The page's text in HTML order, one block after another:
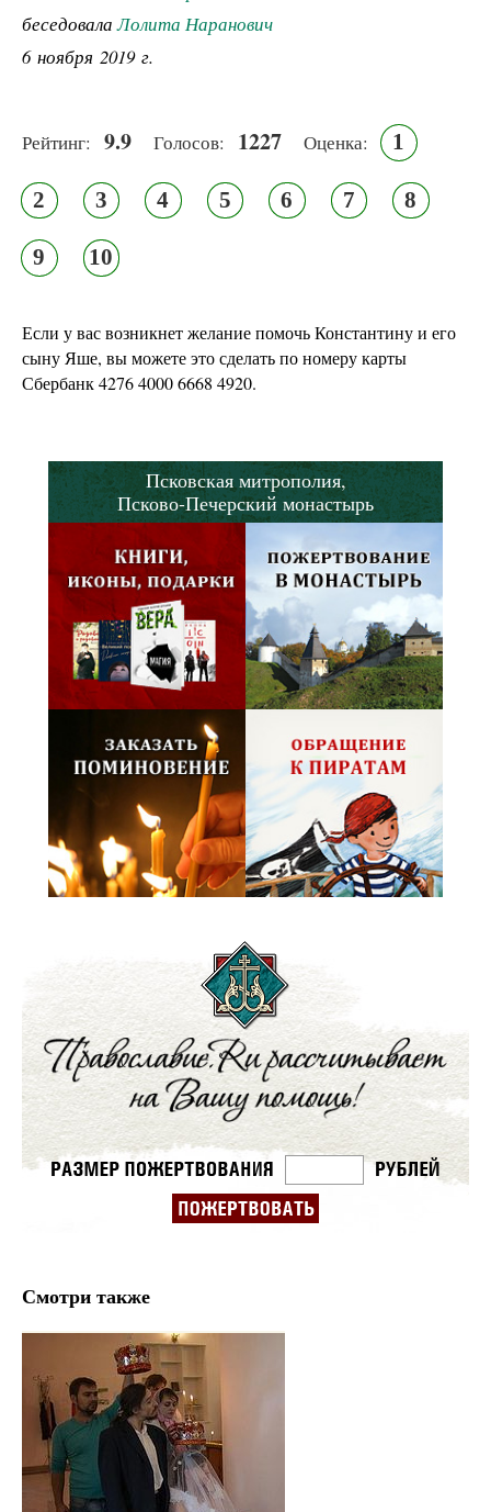
беседовалаЛолита Наранович
6 ноября 2019 г.
Рейтинг: 9.9 Голосов: 1227 Оценка: 1
2 3 4 5 6 7 8
9 10
Если у вас возникнет желание помочь Константину и его
сыну Яше, вы можете это сделать по номеру карты
Сбербанк 4276 4000 6668 4920.
Псковская митрополия,
Псково-Печерский монастырь
Смотри также